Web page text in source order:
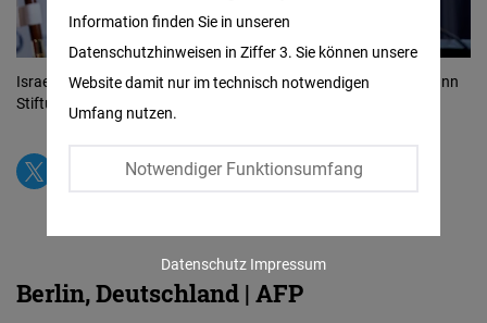
Israelischer Oppositionschef Jair Lapid bei der Friedrich Naumann
Stiftung für die Freiheit in Berlin
Berlin, Deutschland | AFP
Information finden Sie in unseren
Datenschutzhinweisen in Ziffer 3. Sie können unsere
Website damit nur im technisch notwendigen
Umfang nutzen.
Notwendiger Funktionsumfang
Twitter
Embed
Instagram
Google
Datenschutz Impressum